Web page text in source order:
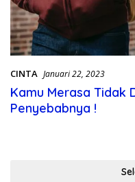
CINTA Januari 22, 2023
Kamu Merasa Tidak
Penyebabnya !